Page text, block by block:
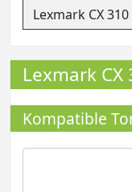
Lexmark CX
Kompatible